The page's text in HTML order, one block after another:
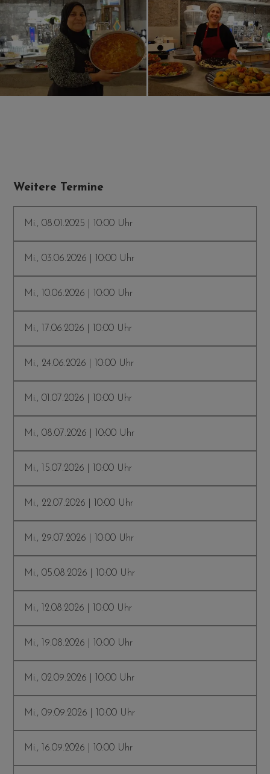
Weitere Termine
Mi., 08.01.2025 | 10:00 Uhr
Mi., 03.06.2026 | 10:00 Uhr
Mi., 10.06.2026 | 10:00 Uhr
Mi., 17.06.2026 | 10:00 Uhr
Mi., 24.06.2026 | 10:00 Uhr
Mi., 01.07.2026 | 10:00 Uhr
Mi., 08.07.2026 | 10:00 Uhr
Mi., 15.07.2026 | 10:00 Uhr
Mi., 22.07.2026 | 10:00 Uhr
Mi., 29.07.2026 | 10:00 Uhr
Mi., 05.08.2026 | 10:00 Uhr
Mi., 12.08.2026 | 10:00 Uhr
Mi., 19.08.2026 | 10:00 Uhr
Mi., 02.09.2026 | 10:00 Uhr
Mi., 09.09.2026 | 10:00 Uhr
Mi., 16.09.2026 | 10:00 Uhr